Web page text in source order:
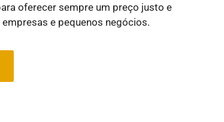
oferecer sempre um preço justo e
e pequenos negócios.